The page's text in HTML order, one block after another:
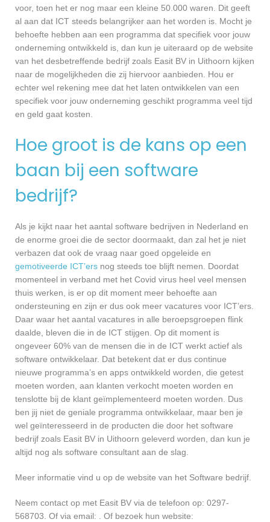
voor, toen het er nog maar een kleine 50.000 waren. Dit geeft
al aan dat ICT steeds belangrijker aan het worden is. Mocht je
behoefte hebben aan een programma dat specifiek voor jouw
onderneming ontwikkeld is, dan kun je uiteraard op de website
van het desbetreffende bedrijf zoals Easit BV in Uithoorn kijken
naar de mogelijkheden die zij hiervoor aanbieden. Hou er
echter wel rekening mee dat het laten ontwikkelen van een
specifiek voor jouw onderneming geschikt programma veel tijd
en geld gaat kosten.
Hoe groot is de kans op een
baan bij een software
bedrijf?
Als je kijkt naar het aantal software bedrijven in Nederland en
de enorme groei die de sector doormaakt, dan zal het je niet
verbazen dat ook de vraag naar goed opgeleide en
gemotiveerde ICT’ers nog steeds toe blijft nemen. Doordat
momenteel in verband met het Covid virus heel veel mensen
thuis werken, is er op dit moment meer behoefte aan
ondersteuning en zijn er dus ook meer vacatures voor ICT’ers.
Daar waar het aantal vacatures in alle beroepsgroepen flink
daalde, bleven die in de ICT stijgen. Op dit moment is
ongeveer 60% van de mensen die in de ICT werkt actief als
software ontwikkelaar. Dat betekent dat er dus continue
nieuwe programma’s en apps ontwikkeld worden, die getest
moeten worden, aan klanten verkocht moeten worden en
tenslotte bij de klant geïmplementeerd moeten worden. Dus
ben jij niet de geniale programma ontwikkelaar, maar ben je
wel geïnteresseerd in de producten die door het software
bedrijf zoals Easit BV in Uithoorn geleverd worden, dan kun je
altijd nog als software consultant aan de slag.
Meer informatie vind u op de website van het Software bedrijf.
Neem contact op met Easit BV via de telefoon op: 0297-
568703. Of via email:
. Of bezoek hun website: